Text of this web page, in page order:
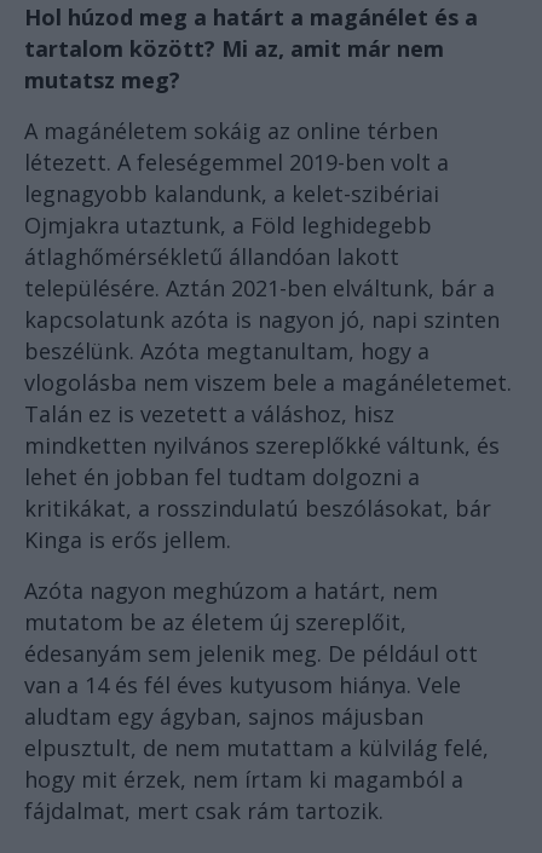
Hol húzod meg a határt a magánélet és a
tartalom között? Mi az, amit már nem
mutatsz meg?
A magánéletem sokáig az online térben
létezett. A feleségemmel 2019-ben volt a
legnagyobb kalandunk, a kelet-szibériai
Ojmjakra utaztunk, a Föld leghidegebb
átlaghőmérsékletű állandóan lakott
településére. Aztán 2021-ben elváltunk, bár a
kapcsolatunk azóta is nagyon jó, napi szinten
beszélünk. Azóta megtanultam, hogy a
vlogolásba nem viszem bele a magánéletemet.
Talán ez is vezetett a váláshoz, hisz
mindketten nyilvános szereplőkké váltunk, és
lehet én jobban fel tudtam dolgozni a
kritikákat, a rosszindulatú beszólásokat, bár
Kinga is erős jellem.
Azóta nagyon meghúzom a határt, nem
mutatom be az életem új szereplőit,
édesanyám sem jelenik meg. De például ott
van a 14 és fél éves kutyusom hiánya. Vele
aludtam egy ágyban, sajnos májusban
elpusztult, de nem mutattam a külvilág felé,
hogy mit érzek, nem írtam ki magamból a
fájdalmat, mert csak rám tartozik.